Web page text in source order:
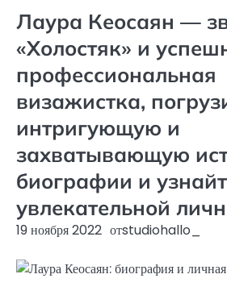
Лаура Кеосаян —
«Холостяк» и
профессиональная
визажистка,
интригующую и
захватывающую
биографии и
увлекательной
19 ноября 2022 отstudiohallo_